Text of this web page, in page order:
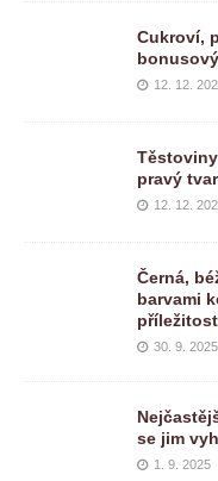
Cukroví,
12. 12.
pravý
12. 12.
Černá,
barvami
příležitost
30. 9. 2025
se jim
1. 9. 2025